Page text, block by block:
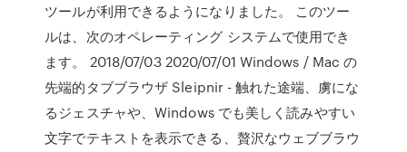
ツールが利用できるようになりました。 このツー
ルは、次のオペレーティング システムで使用でき
ます。 2018/07/03 2020/07/01 Windows / Mac の
先端的タブブラウザ Sleipnir - 触れた途端、虜にな
るジェスチャや、Windows でも美しく読みやすい
文字でテキストを表示できる、贅沢なウェブブラウ